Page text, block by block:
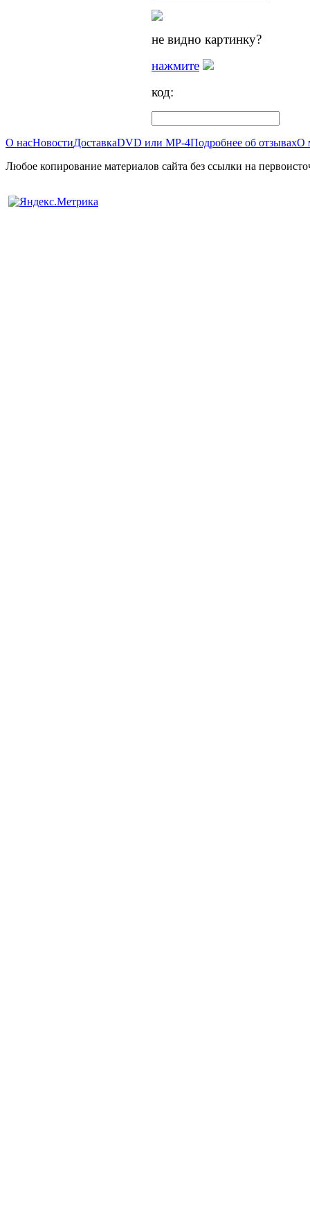
не видно картинку?
нажмите
код:
О насНовостиДоставкаDVD или MP-4Подробнее об отзывахО
Любое копирование материалов сайта без ссылки на